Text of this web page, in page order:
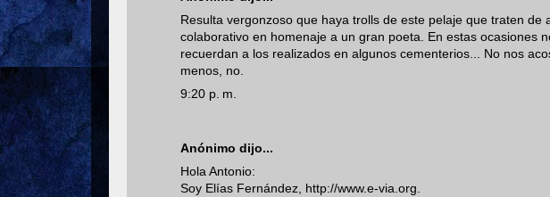
Resulta vergonzoso que haya trolls de este pelaje que traten de
colaborativo en homenaje a un gran poeta. En estas ocasiones
recuerdan a los realizados en algunos cementerios... No nos
menos, no.
9:20 p. m.
Anónimo dijo...
Hola Antonio:
Soy Elías Fernández, http://www.e-via.org.